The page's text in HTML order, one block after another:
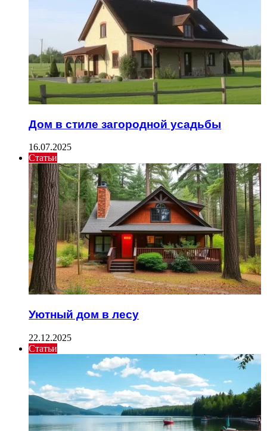
Дом в стиле загородной усадьбы
16.07.2025
Статьи
Уютный дом в лесу
22.12.2025
Статьи